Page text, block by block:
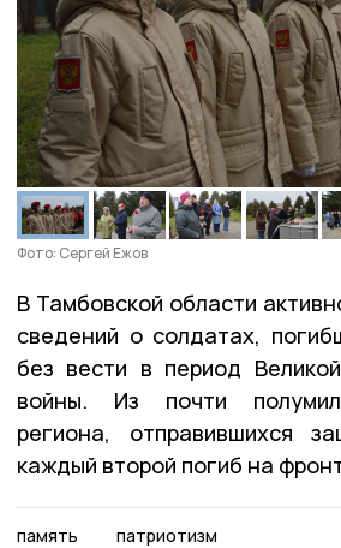
Фото: Сергей Ежов
В Тамбовской области
сведений о солдатах,
без вести в период
войны. Из почти
региона, отправившихся
каждый второй погиб на
память патриотизм